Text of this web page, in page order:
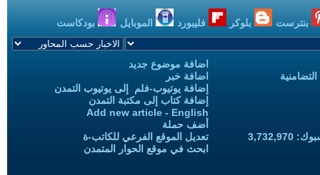
بنترست بلوكر فليبورد الموبايل بودكاست
اضافة موضوع جديد
اضافة خبر
إضافة يوتيوب-فلم إلى يوتيوب التمدن
إضافة كتاب إلى مكتبة التمدن
Add new article - English
أضف حملة
تعديل الموقع الفرعي للكاتب-ة
ابحث في موقع الحوار المتمدن